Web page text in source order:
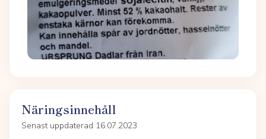
Näringsinnehåll
Senast uppdaterad 16.07.2023